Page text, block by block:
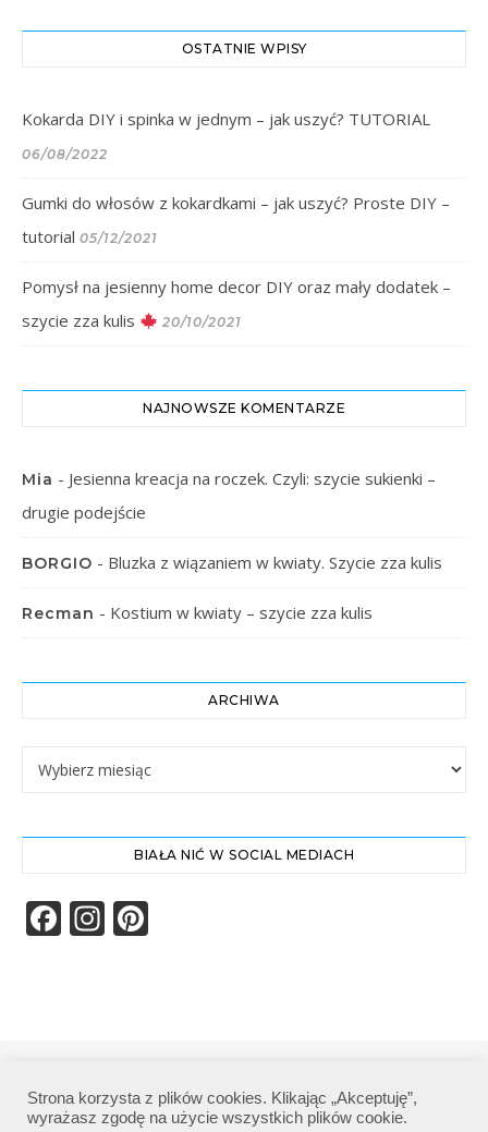
OSTATNIE WPISY
Kokarda DIY i spinka w jednym – jak uszyć? TUTORIAL
06/08/2022
Gumki do włosów z kokardkami – jak uszyć? Proste DIY –
tutorial 05/12/2021
Pomysł na jesienny home decor DIY oraz mały dodatek –
szycie zza kulis
20/10/2021
NAJNOWSZE KOMENTARZE
Mia - Jesienna kreacja na roczek. Czyli: szycie sukienki –
drugie podejście
BORGIO - Bluzka z wiązaniem w kwiaty. Szycie zza kulis
Recman - Kostium w kwiaty – szycie zza kulis
ARCHIWA
Archiwa
BIAŁA NIĆ W SOCIAL MEDIACH
Facebook
Instagram
Polityka prywatności
Strona korzysta z plików cookies. Klikając „Akceptuję”,
wyrażasz zgodę na użycie wszystkich plików cookie.